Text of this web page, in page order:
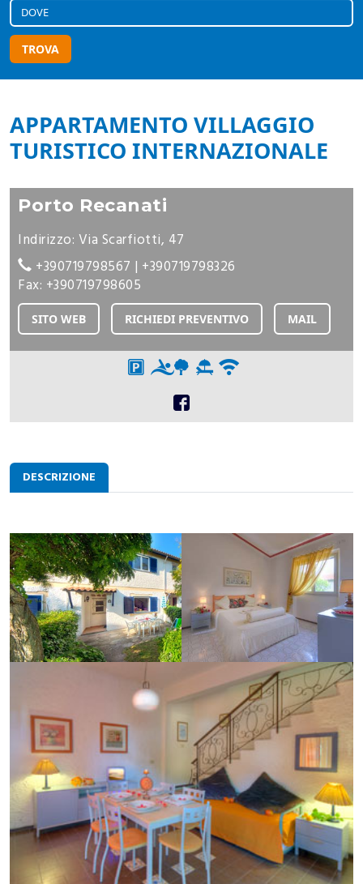
TROVA
APPARTAMENTO VILLAGGIO
TURISTICO INTERNAZIONALE
Porto Recanati
Indirizzo: Via Scarfiotti, 47
+390719798567 | +390719798326
Fax: +390719798605
SITO WEB RICHIEDI PREVENTIVO MAIL
DESCRIZIONE